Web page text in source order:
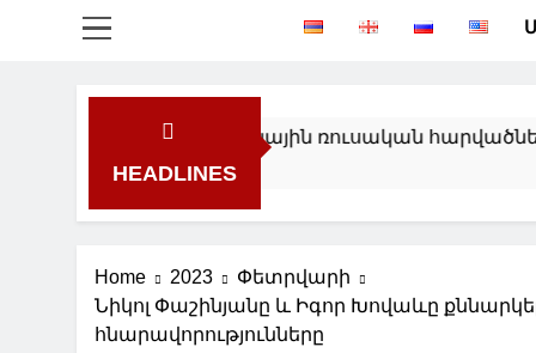
HEADLINES
են Ուկրաինային ռուսական հարվածները և
Home 2023
Փետրվարի
Նիկոլ Փաշինյանը և Իգոր Խովաևը
հնարավորությունները